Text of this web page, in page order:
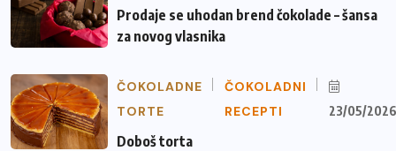
Prodaje se uhodan brend čokolade – šansa
za novog vlasnika
ČOKOLADNE
TORTE
ČOKOLADNI
RECEPTI
23/05/2026
Doboš torta